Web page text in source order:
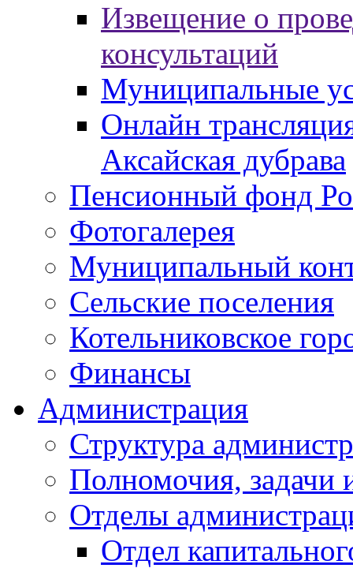
Извещение о
консультаций
Муниципальные
Онлайн
Аксайская дубрава
Пенсионный фонд
Фотогалерея
Муниципальный
Сельские поселения
Котельниковское
Финансы
Администрация
Структура
Полномочия, задачи
Отделы
Отдел